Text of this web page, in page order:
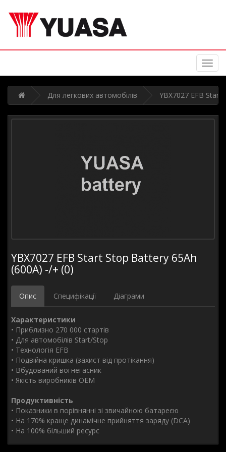
Для легкових автомобілів YBX7027 EFB
YBX7027 EFB Start Stop Battery 65Ah
(600А) -/+ (0)
Опис Специфікації Діаграми
Характеристики
• Приблизно 270 000 стартів
• Для автомобілів Start/Stop
• Технологія EFB
• Подвійна кришка (захист від протікання)
• Вбудований вогнегасник
• Якість виробників OEM
Продуктивність
• Показники в порівнянні зі звичайною батареєю
• На 170% краще динамічне прийняття заряду (DCA)
• На 100% більший ресурс